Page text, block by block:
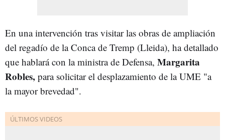
En una intervención tras visitar las obras de ampliación
del regadío de la Conca de Tremp (Lleida), ha detallado
que hablará con la ministra de Defensa, Margarita
Robles, para solicitar el desplazamiento de la UME "a
la mayor brevedad".